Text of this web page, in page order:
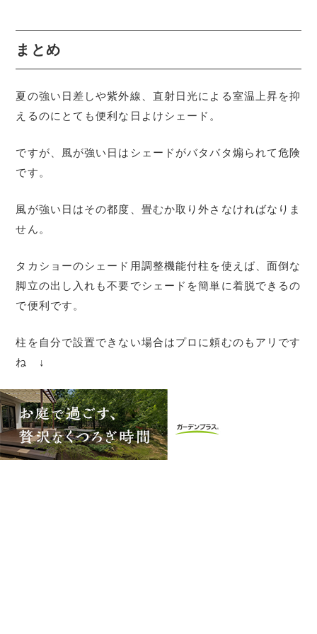
まとめ
夏の強い日差しや紫外線、直射日光による室温上昇を抑
えるのにとても便利な日よけシェード。
ですが、風が強い日はシェードがバタバタ煽られて危険
です。
風が強い日はその都度、畳むか取り外さなければなりま
せん。
タカショーのシェード用調整機能付柱を使えば、面倒な
脚立の出し入れも不要でシェードを簡単に着脱できるの
で便利です。
柱を自分で設置できない場合はプロに頼むのもアリです
ね ↓